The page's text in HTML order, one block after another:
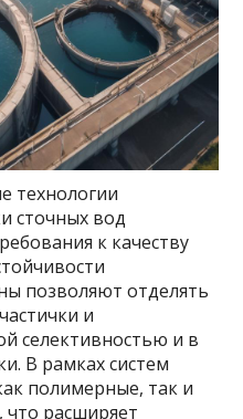
технологии
сточных вод
к качеству
позволяют отделять
и
селективностью и в
В рамках систем
полимерные, так и
что расширяет